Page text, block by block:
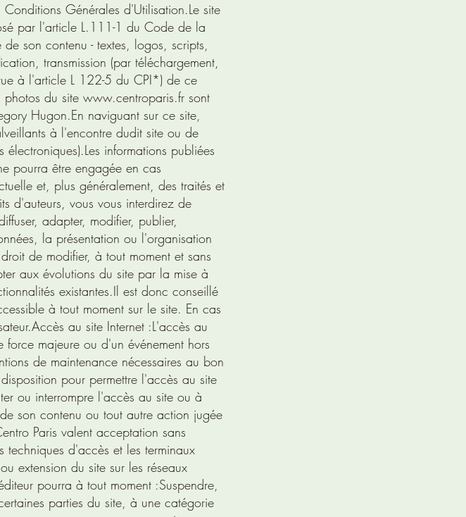
Générales d'Utilisation.Le site
par l'article L.111-1 du Code de la
son contenu - textes, logos, scripts,
transmission (par téléchargement,
à l'article L 122-5 du CPI*) de ce
photos du sitewww.centroparis.fr sont
Hugon.En naviguant sur ce site,
à l'encontre dudit site ou de
informations publiées
pourra être engagée en cas
et, plus généralement, des traités et
d'auteurs, vous vous interdirez de
adapter, modifier, publier,
la présentation ou l'organisation
de modifier, à tout moment et sans
aux évolutions du site par la mise à
existantes.Il est donc conseillé
à tout moment sur le site. En cas
au site Internet :L'accès au
majeure ou d'un événement hors
de maintenance nécessaires au bon
pour permettre l'accès au site
ou interrompre l'accès au site ou à
son contenu ou tout autre action jugée
Paris valent acceptation sans
techniques d'accès et les terminaux
extension du site sur les réseaux
pourra à tout moment :Suspendre,
parties du site, à une catégorie